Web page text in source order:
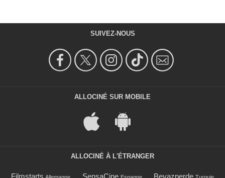
SUIVEZ-NOUS
ALLOCINÉ SUR MOBILE
ALLOCINÉ À L'ÉTRANGER
Filmstarts SensaCine Beyazperde